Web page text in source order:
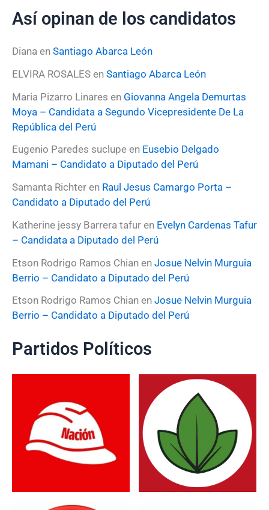
c
p
r
Así opinan de los candidatos
Diana en Santiago Abarca León
ELVIRA ROSALES en Santiago Abarca León
Maria Pizarro Linares en Giovanna Angela Demurtas
Moya – Candidata a Segundo Vicepresidente De La
República del Perú
Eugenio Paredes suclupe en Eusebio Delgado
Mamani – Candidato a Diputado del Perú
Samanta Richter en Raul Jesus Camargo Porta –
Candidato a Diputado del Perú
Katherine jessy Barrera tafur en Evelyn Cardenas Tafur
– Candidata a Diputado del Perú
Etson Rodrigo Ramos Chian en Josue Nelvin Murguia
Berrio – Candidato a Diputado del Perú
Etson Rodrigo Ramos Chian en Josue Nelvin Murguia
Berrio – Candidato a Diputado del Perú
Partidos Políticos